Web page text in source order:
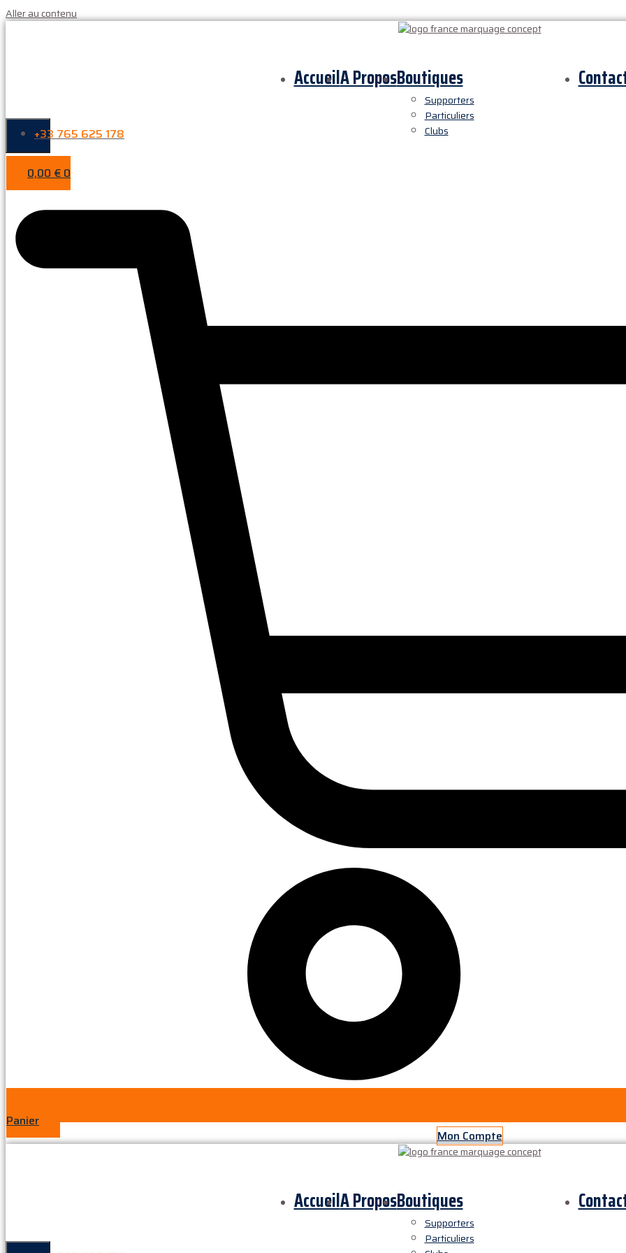
Aller au contenu
AccueilA ProposBoutiques
Supporters
Particuliers
Clubs
+33 765 625 178
0,00€0
Panier
Mon Compte
AccueilA ProposBoutiques
Supporters
Particuliers